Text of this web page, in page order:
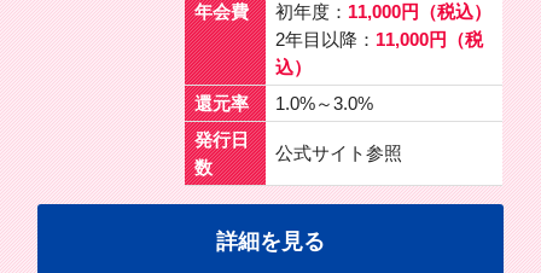
年会費 初年度： 11,000円（税込）
2年目以降： 11,000円（税
込）
還元率
1.0%～3.0%
発行日
数
公式サイト参照
詳細を見る